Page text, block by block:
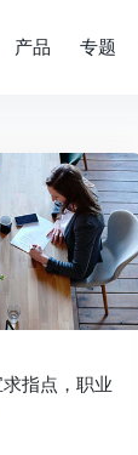
产品 专题
求指点，职业